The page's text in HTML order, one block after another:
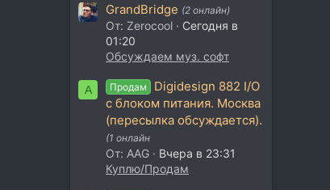
GrandBridge (2 онлайн)
От: Zerocool
Сегодня в
01:20
Обсуждаем муз. софт
A Продам
Digidesign 882 I/O
с блоком питания. Москва
(пересылка обсуждается).
(1 онлайн
От: AAG
Вчера в 23:31
Куплю/Продам